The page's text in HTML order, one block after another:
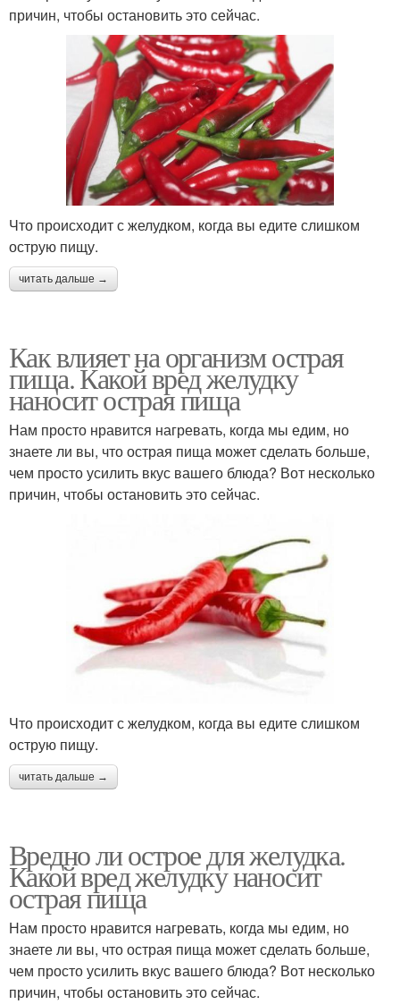
причин, чтобы остановить это сейчас.
Что происходит с желудком, когда вы едите слишком
острую пищу.
читать дальше →
Как влияет на организм острая
пища. Какой вред желудку
наносит острая пища
Нам просто нравится нагревать, когда мы едим, но
знаете ли вы, что острая пища может сделать больше,
чем просто усилить вкус вашего блюда? Вот несколько
причин, чтобы остановить это сейчас.
Что происходит с желудком, когда вы едите слишком
острую пищу.
читать дальше →
Вредно ли острое для желудка.
Какой вред желудку наносит
острая пища
Нам просто нравится нагревать, когда мы едим, но
знаете ли вы, что острая пища может сделать больше,
чем просто усилить вкус вашего блюда? Вот несколько
причин, чтобы остановить это сейчас.